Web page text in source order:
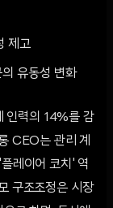
제고
유동성 변화
인력의 14%를 감
CEO는 관리 계
레이어 코치' 역
구조조정은 시장